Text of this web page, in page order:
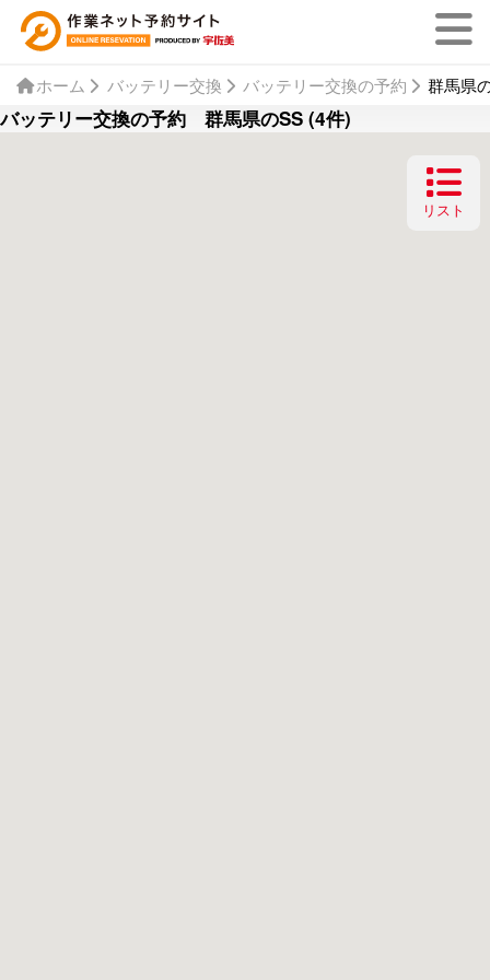
ホーム バッテリー交換 バッテリー交換の予約 群馬県
バッテリー交換の予約 群馬県のSS (4件)
リスト